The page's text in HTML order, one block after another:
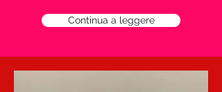
Continua a leggere